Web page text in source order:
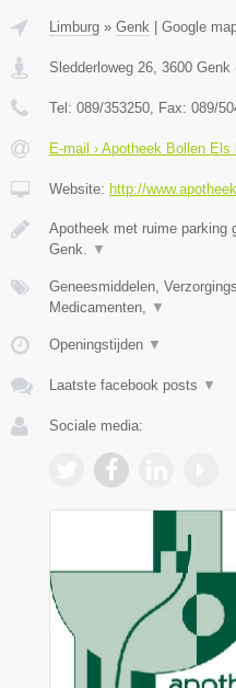
Limburg » Genk Google
Sledderloweg 26, 3600 Genk
Tel: 089/353250, Fax: 089/
E-mail › Apotheek Bollen Els
Website: http://
Apotheek met ruime parking
Genk. ▼
Geneesmiddelen,
Medicamenten, ▼
Openingstijden ▼
Laatste facebook posts ▼
Sociale media: